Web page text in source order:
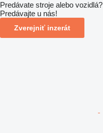
Predávate stroje alebo vozidlá?
Predávajte u nás!
Zverejniť inzerát